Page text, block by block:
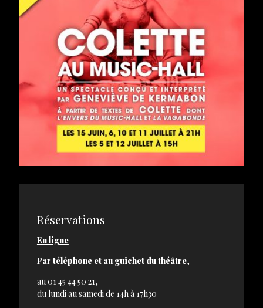
Réservations
En ligne
Par téléphone et au guichet du théâtre,
au 01 45 44 50 21,
du lundi au samedi de 14h à 17h30